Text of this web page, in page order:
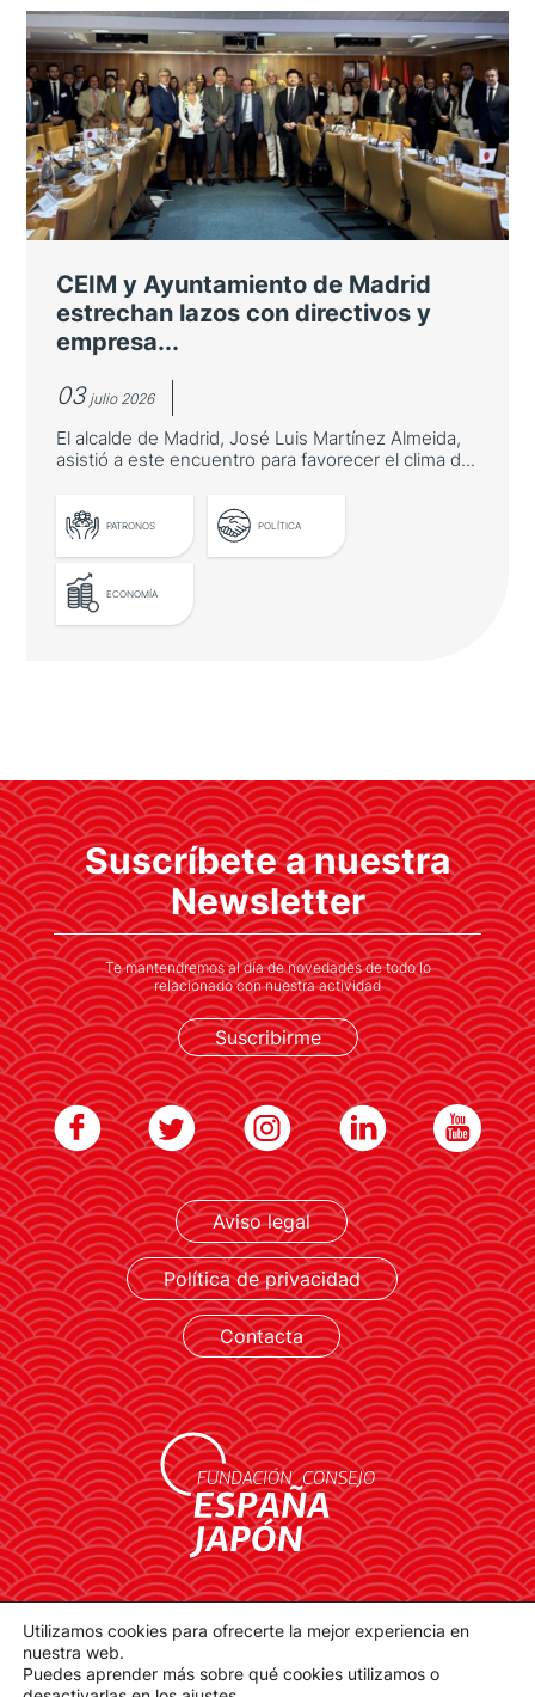
El ministro de Asuntos Exteriores
destaca las oportunidades de
cooperación con Asia-Pacífico en
innovación
José Manuel Albares inauguró una mesa
redonda sobre innovación asiática organizada
LEER MÁS
CEIM y Ayuntamiento de Madrid
estrechan lazos con directivos y
empresa...
03 julio 2026
El alcalde de Madrid, José Luis Martínez Almeida,
asistió a este encuentro para favorecer el clima d...
PATRONOS POLÍTICA
ECONOMÍA
empresas de Japón
El alcalde de Madrid, José Luis Martínez
Almeida, asistió a este encuentro para
favorecer el clima de inversión en la capital
española
LEER MÁS
Suscríbete a nuestra
Newsletter
Te mantendremos al día de novedades de todo lo
relacionado con nuestra actividad
Suscribirme
Aviso legal
Política de privacidad
Contacta
contacto@spainjapanfoundation.com
Plaza de la Provincia, 1. 28012 Madrid
Utilizamos cookies para ofrecerte la mejor experiencia en
nuestra web.
Puedes aprender más sobre qué cookies utilizamos o